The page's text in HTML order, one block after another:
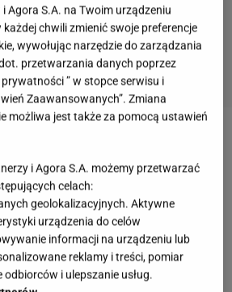
obędzie się również bez
śmietany - w zależności od
kwaśnej. Choć w większości
również przecier lub
jego dodatek nie jest
Agora S.A. na Twoim urządzeniu
chwili zmienić swoje preferencje
wywołując narzędzie do zarządzania
przetwarzania danych poprzez
” w stopce serwisu i
Zaawansowanych”. Zmiana
możliwa jest także za pomocą ustawień
i Agora S.A. możemy przetwarzać
celach:
geolokalizacyjnych. Aktywne
urządzenia do celów
informacji na urządzeniu lub
reklamy i treści, pomiar
odbiorców i ulepszanie usług.